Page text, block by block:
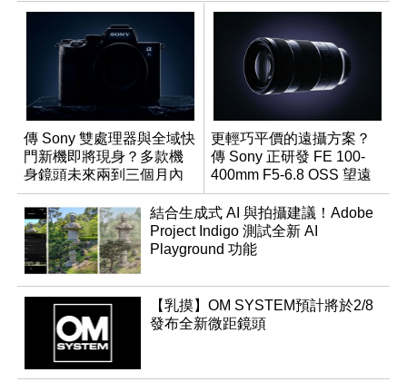
傳 Sony 雙處理器與全域快
門新機即將現身？多款機
身鏡頭未來兩到三個月內
有望登場
更輕巧平價的遠攝方案？
傳 Sony 正研發 FE 100-
400mm F5-6.8 OSS 望遠
變焦鏡頭
結合生成式 AI 與拍攝建議！Adobe
Project Indigo 測試全新 AI
Playground 功能
【乳摸】OM SYSTEM預計將於2/8
發布全新微距鏡頭